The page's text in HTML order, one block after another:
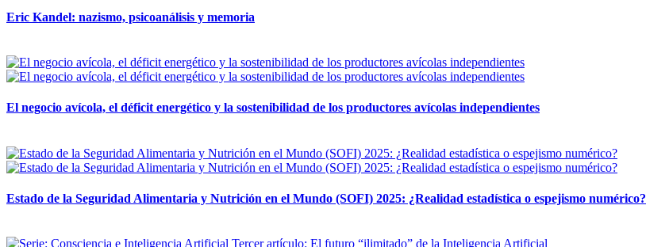
Eric Kandel: nazismo, psicoanálisis y memoria
El negocio avícola, el déficit energético y la sostenibilidad de los productores avícolas independientes
Estado de la Seguridad Alimentaria y Nutrición en el Mundo (SOFI) 2025: ¿Realidad estadística o espejismo numérico?